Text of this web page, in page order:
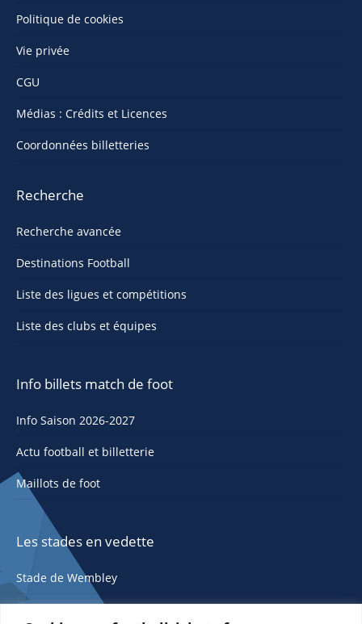
Politique de cookies
Vie privée
CGU
Médias : Crédits et Licences
Coordonnées billetteries
Recherche
Recherche avancée
Destinations Football
Liste des ligues et compétitions
Liste des clubs et équipes
Info billets match de foot
Info Saison 2026-2027
Actu football et billetterie
Maillots de foot
Les stades en vedette
Stade de Wembley